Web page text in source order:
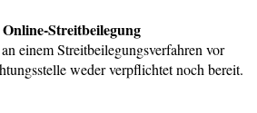
Streitbeilegung
einem Streitbeilegungsverfahren vor
weder verpflichtet noch bereit.